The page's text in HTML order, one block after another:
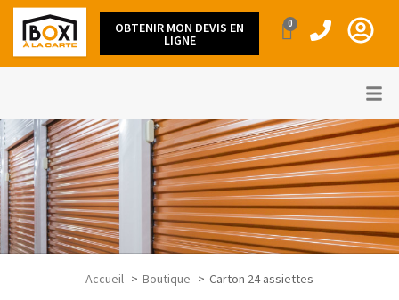
OBTENIR MON DEVIS EN
LIGNE
0
Accueil Boutique Carton 24 assiettes